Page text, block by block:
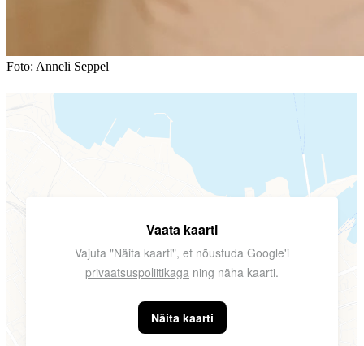
Foto: Anneli Seppel
Vaata kaarti
Vajuta "Näita kaarti", et nõustuda Google'i
privaatsuspoliitikaga ning näha kaarti.
Näita kaarti